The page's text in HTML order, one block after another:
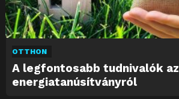
OTTHON
A legfontosabb tudnivalók az
energiatanúsítványról